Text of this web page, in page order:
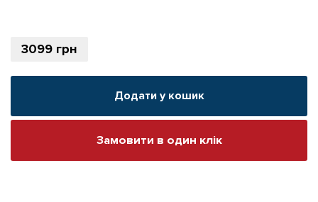
3099 грн
Додати у кошик
Замовити в один клік